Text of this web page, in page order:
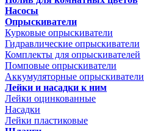
Насосы
Опрыскиватели
Курковые опрыскиватели
Гидравлические опрыскиватели
Комплекты для опрыскивателей
Помповые опрыскиватели
Аккумуляторные опрыскиватели
Лейки и насадки к ним
Лейки оцинкованные
Насадки
Лейки пластиковые